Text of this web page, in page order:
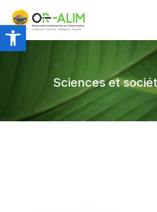
Ouvrir la barre d’outils
Sciences et